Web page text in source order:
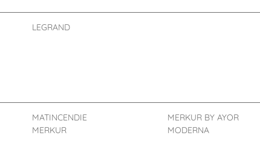
LEGRAND
MATINCENDIE
MERKUR
MERKUR BY AYOR
MODERNA